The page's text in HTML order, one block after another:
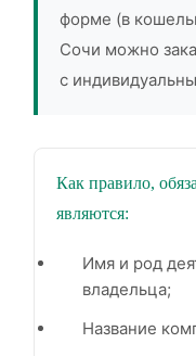
форме (в
Сочи можно
с
Как правило,
являются:
Имя и род
владельца;
Название